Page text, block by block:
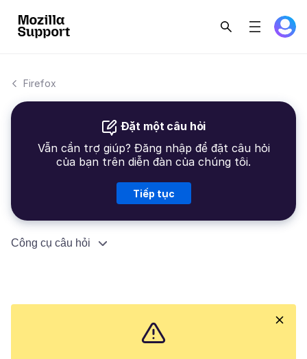
Firefox
Đặt một câu hỏi
Vẫn cần trợ giúp? Đăng nhập để đặt câu hỏi
của bạn trên diễn đàn của chúng tôi.
Tiếp tục
Công cụ câu hỏi